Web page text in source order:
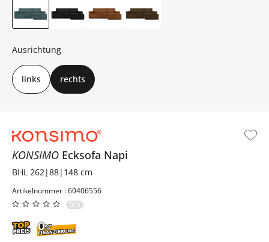
KONSIMO Ecksofa Napi
BHL 262|88|148 cm
Artikelnummer : 60406556
0/5
Ausrichtung
links rechts